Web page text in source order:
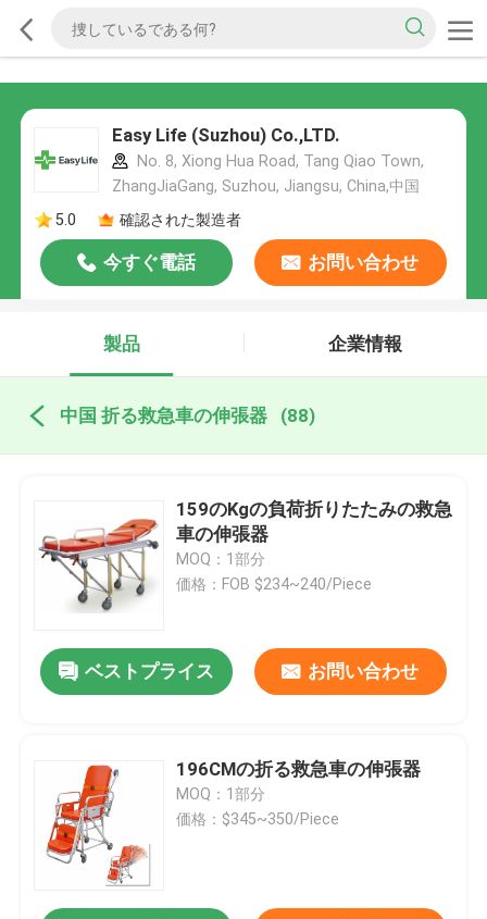
Easy Life (Suzhou) Co.,LTD.
No. 8, Xiong Hua Road, Tang Qiao Town,
ZhangJiaGang, Suzhou, Jiangsu, China,中国
5.0
確認された製造者
今すぐ電話 お問い合わせ
製品 企業情報
中国 折る救急車の伸張器 (88)
159のKgの負荷折りたたみの救急
車の伸張器
MOQ：1部分
価格：FOB $234~240/Piece
ベストプライス お問い合わせ
196CMの折る救急車の伸張器
MOQ：1部分
価格：$345~350/Piece